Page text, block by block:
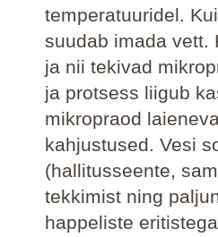
temperatuuridel.
suudab imada vett.
ja nii tekivad
ja protsess liigub
mikropraod
kahjustused. Vesi
(hallitusseente,
tekkimist ning
happeliste